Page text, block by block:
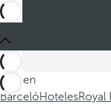
Está en
BarcelóHotelesRoyal